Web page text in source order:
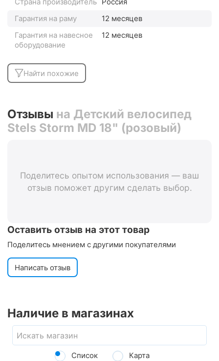
Страна производитель
Россия
Гарантия на раму
12 месяцев
Гарантия на навесное
оборудование
12 месяцев
Найти похожие
Отзывы на Детский велосипед
Stels Storm MD 18" (розовый)
Поделитесь опытом использования — ваш
отзыв поможет другим сделать выбор.
Оставить отзыв на этот товар
Поделитесь мнением с другими покупателями
Написать отзыв
Наличие в магазинах
Список Карта